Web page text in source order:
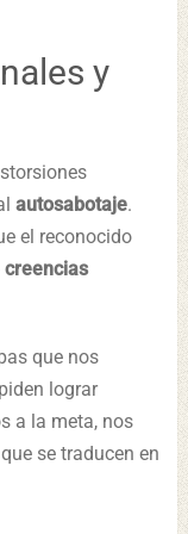
y
autosabotaje.
el reconocido
creencias
que nos
lograr
a la meta, nos
se traducen en